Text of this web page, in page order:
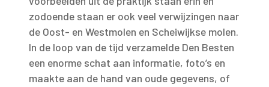
zodoende staan er ook veel verwijzingen naar
de Oost- en Westmolen en Scheiwijkse molen.
In de loop van de tijd verzamelde Den Besten
een enorme schat aan informatie, foto’s en
maakte aan de hand van oude gegevens, of